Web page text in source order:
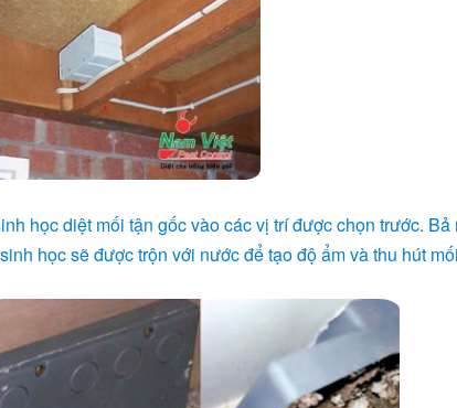
học diệt mối tận gốc vào các vị trí được chọn trước.
học sẽ được trộn với nước để tạo độ ẩm và thu hút